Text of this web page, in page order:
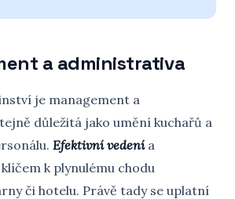
a administrativa
je management a
důležitá jako umění kuchařů a
Efektivní vedenía
k plynulému chodu
či hotelu. Právě tady se uplatní